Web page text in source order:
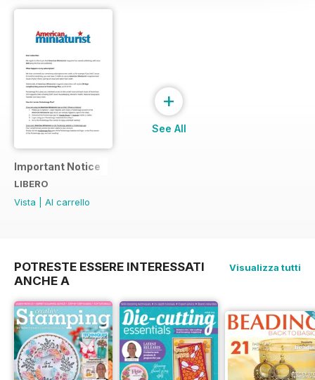
up with that you could live a
happier life without?
Important Notice
LIBERO
Vista
Al carrello
+
See All
POTRESTE ESSERE INTERESSATI
ANCHE A
Visualizza tutti